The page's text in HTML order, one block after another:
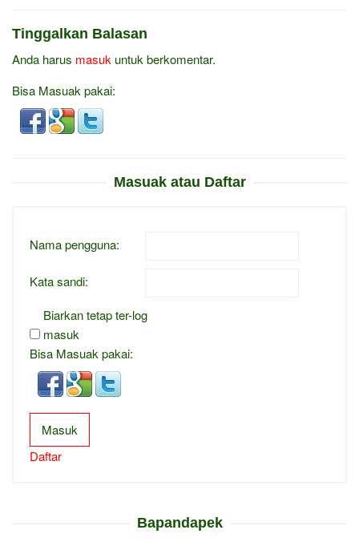
Tinggalkan Balasan
Anda harus masuk untuk berkomentar.
Bisa Masuak pakai:
Masuak atau Daftar
Nama pengguna:
Kata sandi:
Biarkan tetap ter-log
masuk
Bisa Masuak pakai:
Masuk
Daftar
Bapandapek